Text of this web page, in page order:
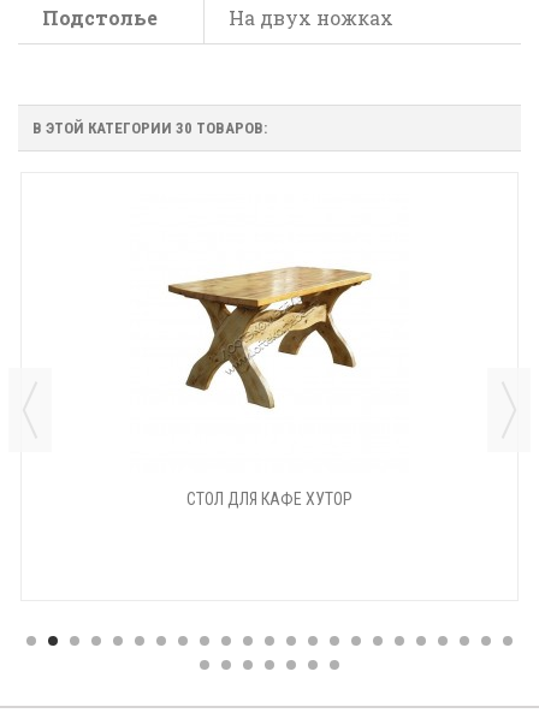
Подстолье
На двух ножках
В ЭТОЙ КАТЕГОРИИ 30 ТОВАРОВ:
СТОЛ ДЛЯ КАФЕ ХУТОР